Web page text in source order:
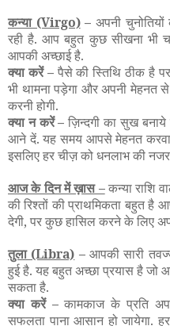
कन्या(Virgo)– अपनी
रही है. आप बहुत कुछ सीखना भी
आपकी अच्छाई है.
क्या करें – पैसे की स्तिथि ठीक है
भी थामना पड़ेगा और अपनी मेहनत
करनी होगी.
क्या न करें –ज़िन्दगी का सुख
आने दें. यह समय आपसे मेहनत करवा
इसलिए हर चीज़ को धनलाभ की
आज के दिन में ख़ास –कन्या राशि
की रिश्तों की प्राथमिकता बहुत
देगी, पर कुछ हासिल करने के लिए
तुला(Libra) – आपकी सारी
हुई है. यह बहुत अच्छा प्रयास है जो
सकता है.
क्या करें –कामकाज के प्रति
सफलता पाना आसान हो जायेगा.